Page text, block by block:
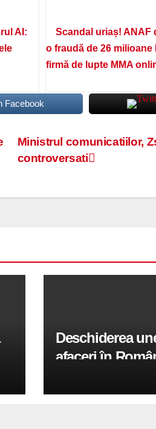
AI:
Scandal uriaș! ANAF
o fraudă de 26 milioane
firmă de lupte MMA
Facebook
Ministrul comunicatiilor,
controversati
Deschiderea
afaceri în